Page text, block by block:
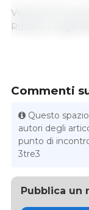
Venerdì 10
Rosario |
Commenti
Questo
autori degli
punto di
3tre3
Pubblica un